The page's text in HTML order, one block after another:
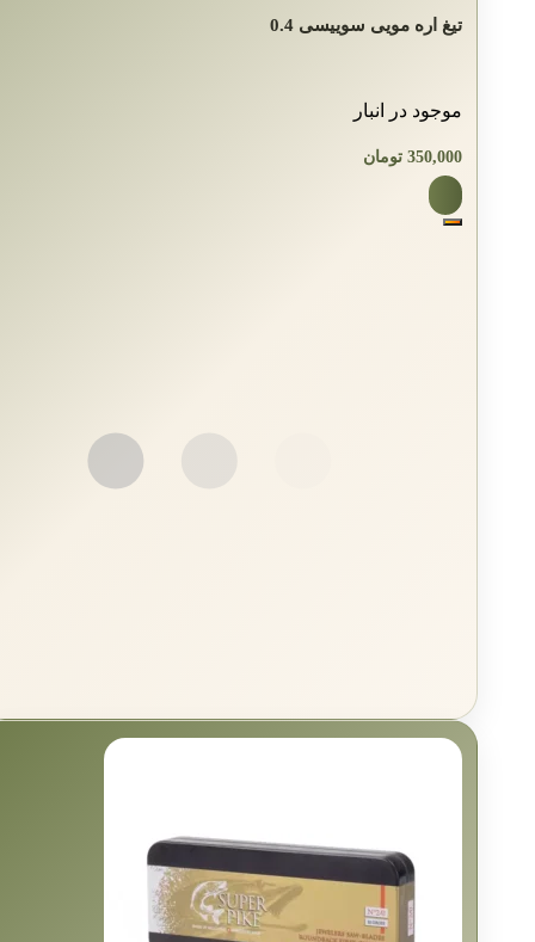
تیغ اره مویی سوییسی 0.4
موجود در انبار
350,000 تومان